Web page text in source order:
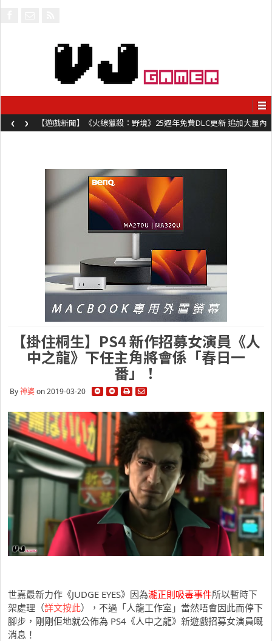
【遊戲新聞】《火線獵殺：野境》25週年免費DLC更新 追加大量內
容同時系舊作限時超平價折扣
‹ ›
【掛住桐生】PS4 新作招募女演員《人
中之龍》下任主角將會係「春日一
番」！
By神婆on 2019-03-20
世嘉最新力作《JUDGE EYES》因為瀧正則吸毒事件所以暫時下
架處理（詳文按此），不過「人龍工作室」當然唔會因此而停下
腳步，剛剛佢地就公佈為 PS4《人中之龍》新遊戲招募女演員嘅
消息！